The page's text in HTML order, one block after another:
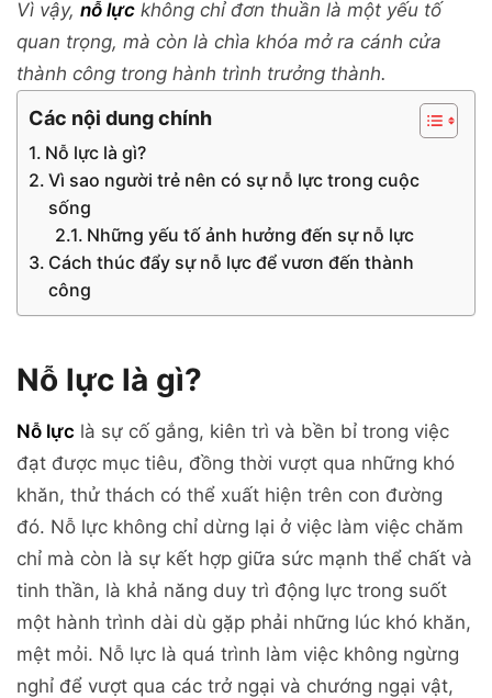
Vì vậy, nỗ lực không chỉ đơn thuần là một yếu tố
quan trọng, mà còn là chìa khóa mở ra cánh cửa
thành công trong hành trình trưởng thành.
Các nội dung chính
Nỗ lực là gì?
Vì sao người trẻ nên có sự nỗ lực trong cuộc
sống
Những yếu tố ảnh hưởng đến sự nỗ lực
Cách thúc đẩy sự nỗ lực để vươn đến thành
công
Nỗ lực là gì?
Nỗ lực là sự cố gắng, kiên trì và bền bỉ trong việc
đạt được mục tiêu, đồng thời vượt qua những khó
khăn, thử thách có thể xuất hiện trên con đường
đó. Nỗ lực không chỉ dừng lại ở việc làm việc chăm
chỉ mà còn là sự kết hợp giữa sức mạnh thể chất và
tinh thần, là khả năng duy trì động lực trong suốt
một hành trình dài dù gặp phải những lúc khó khăn,
mệt mỏi. Nỗ lực là quá trình làm việc không ngừng
nghỉ để vượt qua các trở ngại và chướng ngại vật,